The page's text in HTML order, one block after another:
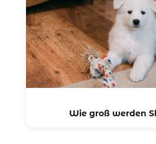
Wie groß werden